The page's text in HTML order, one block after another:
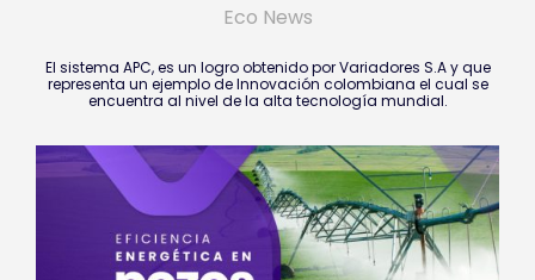
Eco News
El sistema APC, es un logro obtenido por Variadores S.A y que
representa un ejemplo de Innovación colombiana el cual se
encuentra al nivel de la alta tecnología mundial.